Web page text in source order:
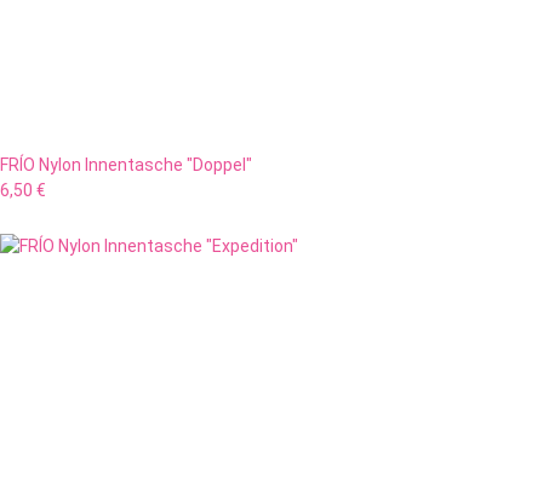
FRÍO Nylon Innentasche "Doppel"
6,50 €